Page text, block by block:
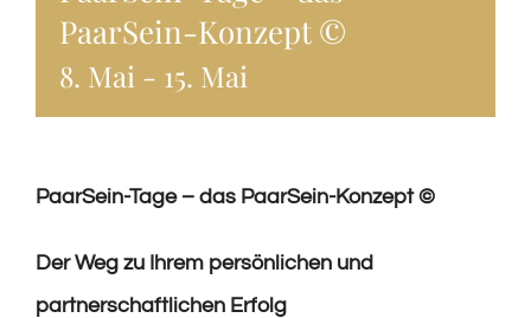
PaarSein-Konzept ©
8. Mai - 15. Mai
PaarSein-Tage – das PaarSein-Konzept ©
Der Weg zu Ihrem persönlichen und
partnerschaftlichen Erfolg